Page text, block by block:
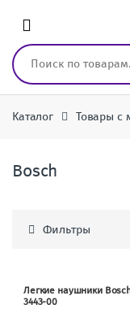
Искать:
Каталог Товары с
Bosch
Фильтры
Легкие наушники
3443-00